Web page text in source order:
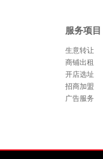
服务项目
生意转让
商铺出租
开店选址
招商加盟
广告服务